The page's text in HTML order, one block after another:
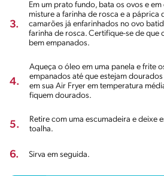
3.
Em um prato fundo, bata os ovos e
misture a farinha de rosca e a páprica
camarões já enfarinhados no ovo
farinha de rosca. Certifique-se de que
bem empanados.
4.
Aqueça o óleo em uma panela e frite
empanados até que estejam
em sua Air Fryer em temperatura
fiquem dourados.
5.
Retire com uma escumadeira e deixe
toalha.
6. Sirva em seguida.